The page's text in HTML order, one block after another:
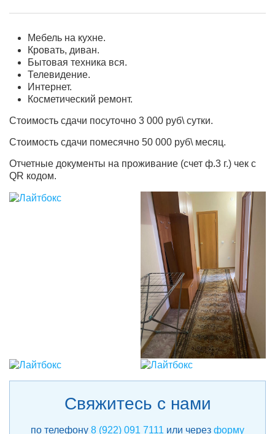
Мебель на кухне.
Кровать, диван.
Бытовая техника вся.
Телевидение.
Интернет.
Косметический ремонт.
Стоимость сдачи посуточно 3 000 руб\ сутки.
Стоимость сдачи помесячно 50 000 руб\ месяц.
Отчетные документы на проживание (счет ф.3 г.) чек с
QR кодом.
Свяжитесь с нами
по телефону 8 (922) 091 7111 или через форму